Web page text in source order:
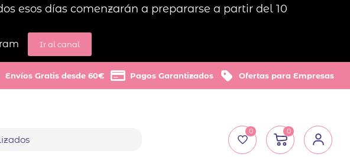
esos días comenzarán a prepararse a partir del 10
Ir al canal
Envíos Gratis desde 60€ Pagos Garantizados Ofertas para Empresas
0 0